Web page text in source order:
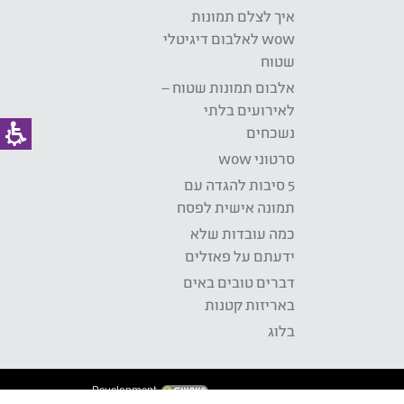
איך לצלם תמונות
wow לאלבום דיגיטלי
שטוח
אלבום תמונות שטוח –
לאירועים בלתי
נשכחים
סרטוני wow
5 סיבות להגדה עם
תמונה אישית לפסח
כמה עובדות שלא
ידעתם על פאזלים
דברים טובים באים
באריזות קטנות
בלוג
Development: